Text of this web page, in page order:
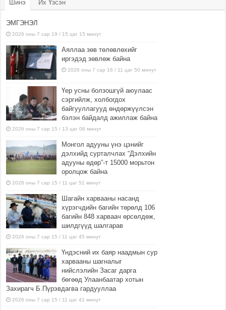
Шинэ Их Үзсэн
ЭМГЭНЭЛ
2026 оны 7 сар 19 / 15 цаг 15 минут
Аяллаа зөв төлөвлөхийг
иргэдэд зөвлөж байна
2026 оны 7 сар 16 / 11 цаг 50 минут
Үер усны болзошгүй аюулаас
сэргийлж, холбогдох
байгууллагууд өндөржүүлсэн
бэлэн байдалд ажиллаж байна
2026 оны 7 сар 15 / 13 цаг 06 минут
Монгол адууны үнэ цэнийг
дэлхийд сурталчлах “Дэлхийн
адууны өдөр”-т 15000 морьтон
оролцож байна
2026 оны 7 сар 15 / 11 цаг 51 минут
Шагайн харвааны насанд
хүрэгчдийн багийн төрөлд 106
багийн 848 харваач өрсөлдөж,
шилдгүүд шалгарав
2026 оны 7 сар 15 / 11 цаг 45 минут
Үндэсний их баяр наадмын сур
харвааны шагналыг
нийслэлийн Засаг дарга
бөгөөд Улаанбаатар хотын
Захирагч Б.Пүрэвдагва гардууллаа
2026 оны 7 сар 15 / 11 цаг 41 минут